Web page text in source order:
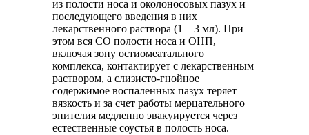
из полости носа и околоносовых пазух и
последующего введения в них
лекарственного раствора (1—3 мл). При
этом вся СО полости носа и ОНП,
включая зону остиомеатального
комплекса, контактирует с лекарственным
раствором, а слизисто-гнойное
содержимое воспаленных пазух теряет
вязкость и за счет работы мерцательного
эпителия медленно эвакуируется через
естественные соустья в полость носа.